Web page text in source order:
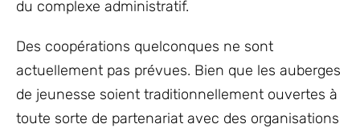
du complexe administratif.
Des coopérations quelconques ne sont
actuellement pas prévues. Bien que les auberges
de jeunesse soient traditionnellement ouvertes à
toute sorte de partenariat avec des organisations